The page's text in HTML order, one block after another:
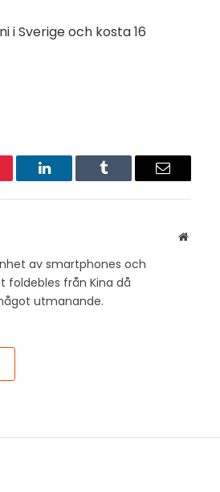
i Sverige och kosta 16
LinkedIn Tumblr Email
Website
av smartphones och
foldebles från Kina då
utmanande.